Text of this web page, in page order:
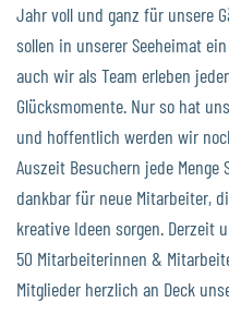
Jahr voll und ganz für unsere
sollen in unserer Seeheimat
auch wir als Team erleben
Glücksmomente. Nur so hat
und hoffentlich werden wir
Auszeit Besuchern jede
dankbar für neue Mitarbeiter,
kreative Ideen sorgen. Derzeit
50 Mitarbeiterinnen &
Mitglieder herzlich an Deck